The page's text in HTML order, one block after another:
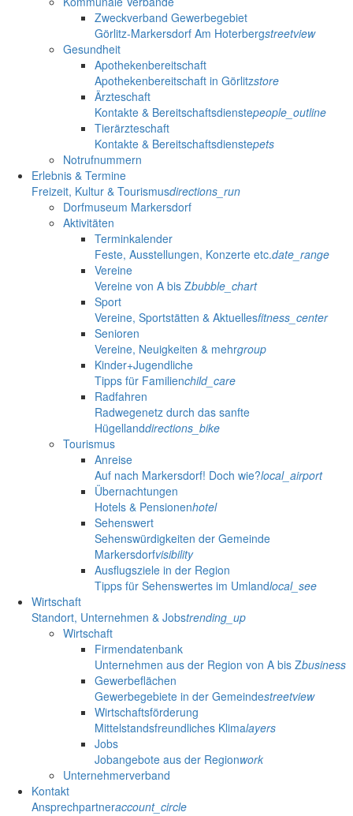
Zweckverband Gewerbegebiet
Görlitz-Markersdorf Am Hoterbergstreetview
Gesundheit
Apothekenbereitschaft
Apothekenbereitschaft in Görlitzstore
Ärzteschaft
Kontakte & Bereitschaftsdienstepeople_outline
Tierärzteschaft
Kontakte & Bereitschaftsdienstepets
Notrufnummern
Erlebnis & Termine
Freizeit, Kultur & Tourismusdirections_run
Dorfmuseum Markersdorf
Aktivitäten
Terminkalender
Feste, Ausstellungen, Konzerte etc.date_range
Vereine
Vereine von A bis Zbubble_chart
Sport
Vereine, Sportstätten & Aktuellesfitness_center
Senioren
Vereine, Neuigkeiten & mehrgroup
Kinder+Jugendliche
Tipps für Familienchild_care
Radfahren
Radwegenetz durch das sanfte
Hügellanddirections_bike
Tourismus
Anreise
Auf nach Markersdorf! Doch wie?local_airport
Übernachtungen
Hotels & Pensionenhotel
Sehenswert
Sehenswürdigkeiten der Gemeinde
Markersdorfvisibility
Ausflugsziele in der Region
Tipps für Sehenswertes im Umlandlocal_see
Wirtschaft
Standort, Unternehmen & Jobstrending_up
Wirtschaft
Firmendatenbank
Unternehmen aus der Region von A bis Zbusiness
Gewerbeflächen
Gewerbegebiete in der Gemeindestreetview
Wirtschaftsförderung
Mittelstandsfreundliches Klimalayers
Jobs
Jobangebote aus der Regionwork
Unternehmerverband
Kontakt
Ansprechpartneraccount_circle